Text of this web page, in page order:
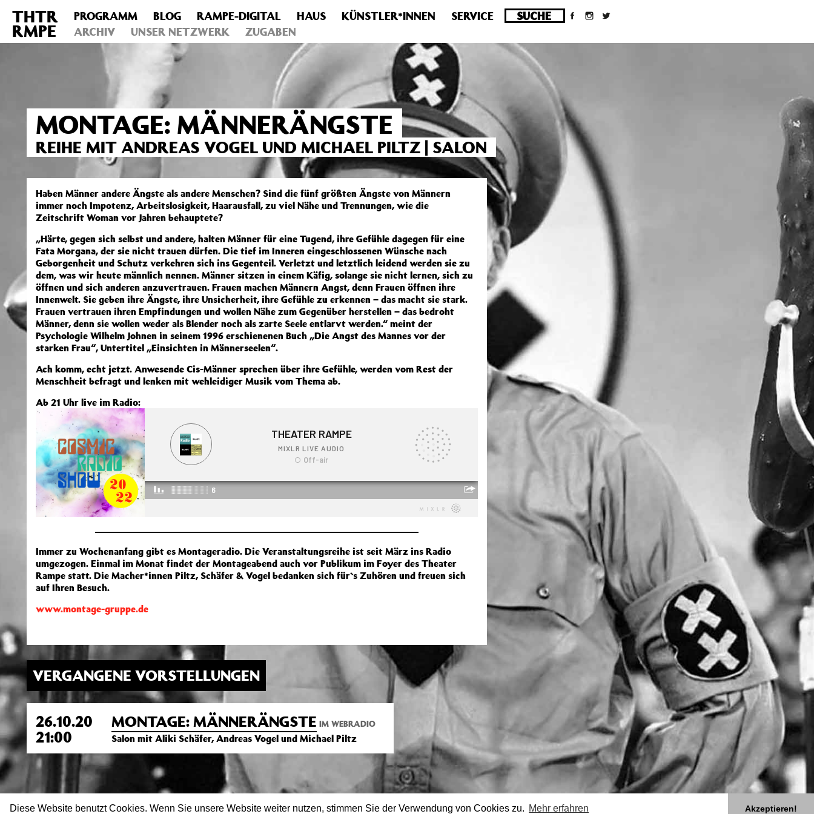
Diese Website benutzt Cookies. Wenn Sie unsere Website weiter nutzen, stimmen Sie der Verwendung von Cookies zu. Mehr erfahren Akzeptieren!
Deprecated : Die Funktion post_permalink ist seit Version 4.4.0 veraltet! Verwende stattdessen get_permalink(). in
/homepages/10/d43051023/htdocs/wordpress/wp-
includes/functions.phpon line6031
THTR
RMPE
PROGRAMM BLOG RAMPE-DIGITAL HAUS KÜNSTLER*INNEN
SERVICE
ARCHIV
UNSER NETZWERK ZUGABEN
MONTAGE: MÄNNERÄNGSTE
REIHE MIT ANDREAS VOGEL UND MICHAEL PILTZ | SALON
Haben Männer andere Ängste als andere Menschen? Sind die fünf größten Ängste von Männern
immer noch Impotenz, Arbeitslosigkeit, Haarausfall, zu viel Nähe und Trennungen, wie die
Zeitschrift Woman vor Jahren behauptete?
„Härte, gegen sich selbst und andere, halten Männer für eine Tugend, ihre Gefühle dagegen für eine
Fata Morgana, der sie nicht trauen dürfen. Die tief im Inneren eingeschlossenen Wünsche nach
Geborgenheit und Schutz verkehren sich ins Gegenteil. Verletzt und letztlich leidend werden sie zu
dem, was wir heute männlich nennen. Männer sitzen in einem Käfig, solange sie nicht lernen, sich zu
öffnen und sich anderen anzuvertrauen. Frauen machen Männern Angst, denn Frauen öffnen ihre
Innenwelt. Sie geben ihre Ängste, ihre Unsicherheit, ihre Gefühle zu erkennen – das macht sie stark.
Frauen vertrauen ihren Empfindungen und wollen Nähe zum Gegenüber herstellen – das bedroht
Männer, denn sie wollen weder als Blender noch als zarte Seele entlarvt werden.“ meint der
Psychologie Wilhelm Johnen in seinem 1996 erschienenen Buch „Die Angst des Mannes vor der
starken Frau“, Untertitel „Einsichten in Männerseelen“.
Ach komm, echt jetzt. Anwesende Cis-Männer sprechen über ihre Gefühle, werden vom Rest der
Menschheit befragt und lenken mit wehleidiger Musik vom Thema ab.
Ab 21 Uhr live im Radio:
Immer zu Wochenanfang gibt es Montageradio. Die Veranstaltungsreihe ist seit März ins Radio
umgezogen. Einmal im Monat findet der Montageabend auch vor Publikum im Foyer des Theater
Rampe statt. Die Macher*innen Piltz, Schäfer & Vogel bedanken sich für`s Zuhören und freuen sich
auf Ihren Besuch.
www.montage-gruppe.de
VERGANGENE VORSTELLUNGEN
26.10.20
21:00
MONTAGE: MÄNNERÄNGSTE IM WEBRADIO
Salon mit Aliki Schäfer, Andreas Vogel und Michael Piltz